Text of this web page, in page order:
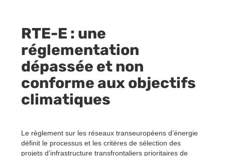
RTE-E : une
réglementation
dépassée et non
conforme aux objectifs
climatiques
Le règlement sur les réseaux transeuropéens d’énergie
définit le processus et les critères de sélection des
projets d’infrastructure transfrontaliers prioritaires de